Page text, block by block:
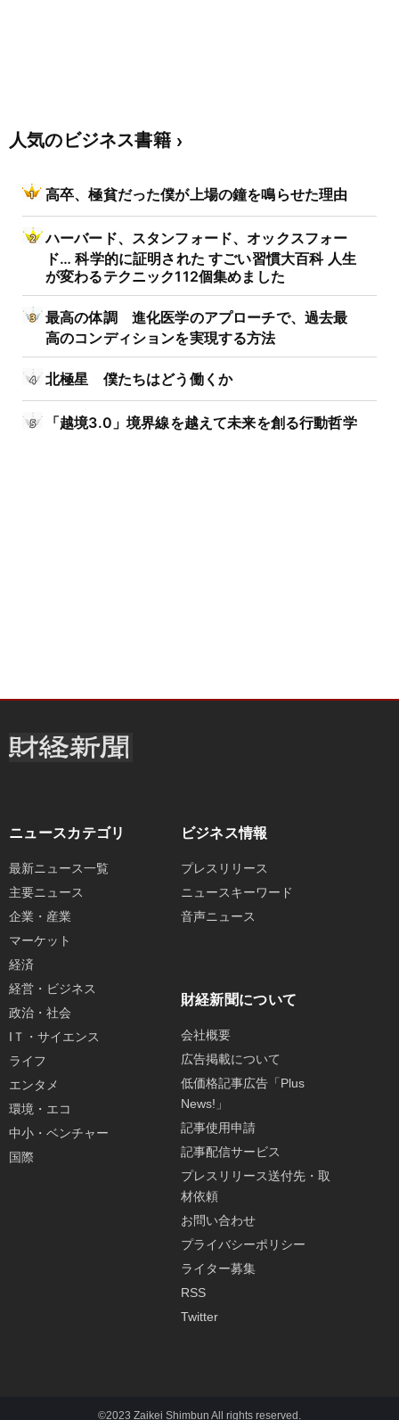
人気のビジネス書籍
高卒、極貧だった僕が上場の鐘を鳴らせた理由
ハーバード、スタンフォード、オックスフォー
ド… 科学的に証明された すごい習慣大百科 人生
が変わるテクニック112個集めました
最高の体調 進化医学のアプローチで、過去最
高のコンディションを実現する方法
北極星 僕たちはどう働くか
「越境3.0」境界線を越えて未来を創る行動哲学
ニュースカテゴリ
最新ニュース一覧
主要ニュース
企業・産業
マーケット
経済
経営・ビジネス
政治・社会
IＴ・サイエンス
ライフ
エンタメ
環境・エコ
中小・ベンチャー
国際
ビジネス情報
プレスリリース
ニュースキーワード
音声ニュース
財経新聞について
会社概要
広告掲載について
低価格記事広告「Plus
News!」
記事使用申請
記事配信サービス
プレスリリース送付先・取
材依頼
お問い合わせ
プライバシーポリシー
ライター募集
RSS
Twitter
©2023 Zaikei Shimbun All rights reserved.